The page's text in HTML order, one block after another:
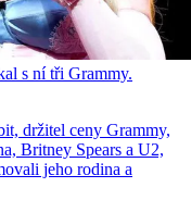
s ní tři Grammy.
držitel ceny Grammy,
Britney Spears a U2,
jeho rodina a